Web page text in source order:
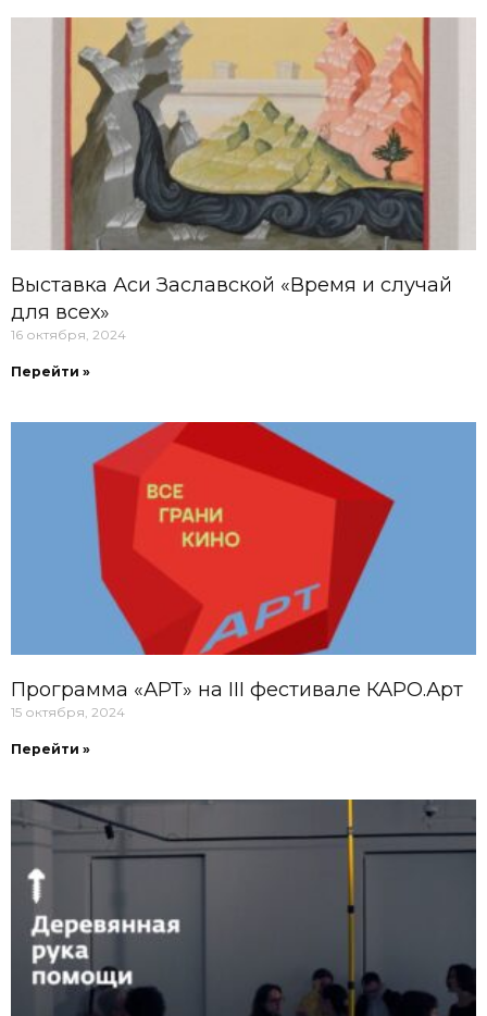
Выставка Аси Заславской «Время и случай
для всех»
16 октября, 2024
Перейти »
Программа «АРТ» на III фестивале КАРО.Арт
15 октября, 2024
Перейти »